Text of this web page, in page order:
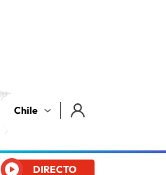
Chile
DIRECTO